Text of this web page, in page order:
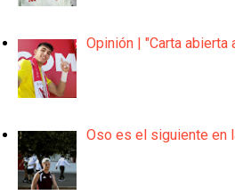
Opinión | "Carta abierta
Oso es el siguiente en